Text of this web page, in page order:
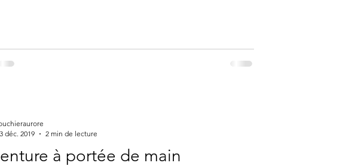
à portée de main
déc. 2019
2 min de lecture